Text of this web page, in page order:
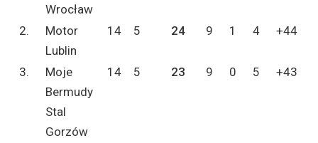
Wrocław
2.
Motor
Lublin
14 5 24 9 1 4 +44
3.
Moje
Bermudy
Stal
Gorzów
14 5 23 9 0 5 +43